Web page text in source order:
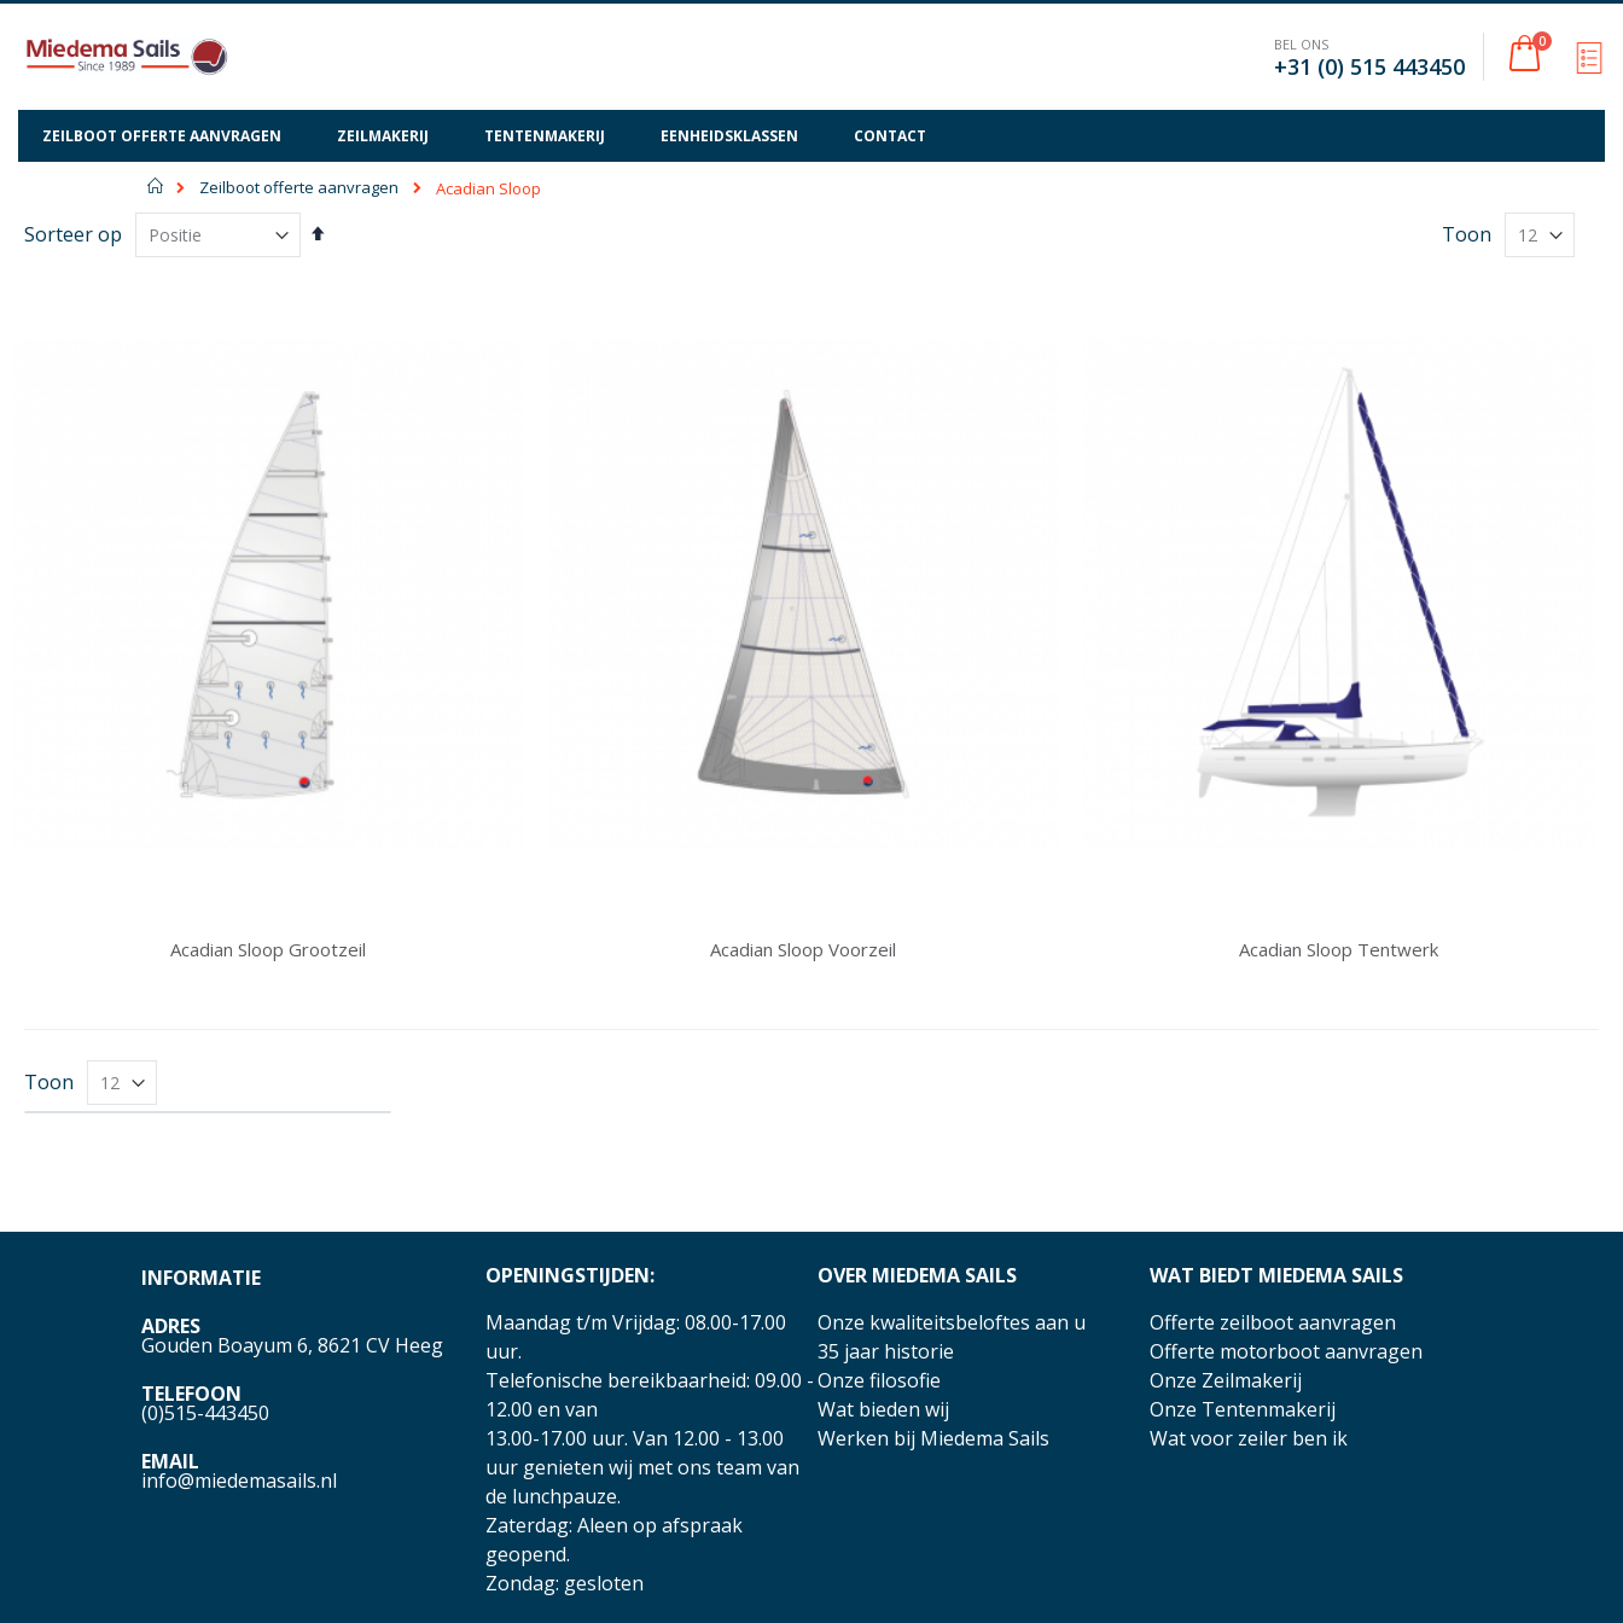
Cart
0
BEL ONS
+31 (0) 515 443450
ZEILBOOT OFFERTE AANVRAGEN ZEILMAKERIJ TENTENMAKERIJ EENHEIDSKLASSEN CONTACT
Home
Zeilboot offerte aanvragen Acadian Sloop
Sorteer op
Van
Toon
Acadian Sloop Grootzeil Acadian Sloop Voorzeil Acadian Sloop Tentwerk
Toon
INFORMATIE
ADRES
Gouden Boayum 6, 8621 CV Heeg
TELEFOON
(0)515-443450
EMAIL
info@miedemasails.nl
OPENINGSTIJDEN:
Maandag t/m Vrijdag: 08.00-17.00
uur.
Telefonische bereikbaarheid: 09.00 -
12.00 en van
13.00-17.00 uur. Van 12.00 - 13.00
uur genieten wij met ons team van
de lunchpauze.
Zaterdag: Aleen op afspraak
geopend.
Zondag: gesloten
OVER MIEDEMA SAILS
Onze kwaliteitsbeloftes aan u
35 jaar historie
Onze filosofie
Wat bieden wij
Werken bij Miedema Sails
WAT BIEDT MIEDEMA SAILS
Offerte zeilboot aanvragen
Offerte motorboot aanvragen
Onze Zeilmakerij
Onze Tentenmakerij
Wat voor zeiler ben ik